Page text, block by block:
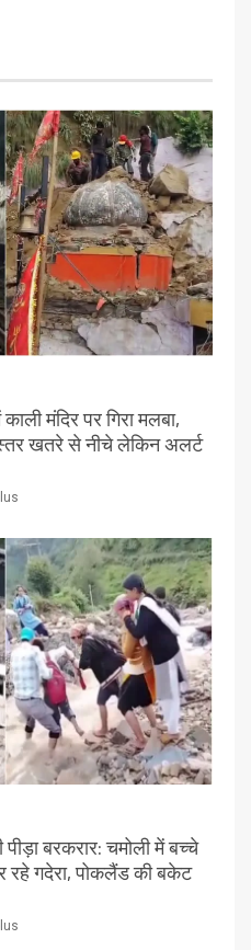
काली मंदिर पर गिरा मलबा,
खतरे से नीचे लेकिन अलर्ट
पीड़ा बरकरार: चमोली में बच्चे
रहे गदेरा, पोकलैंड की बकेट